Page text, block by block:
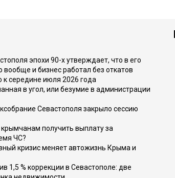
эпохи 90-х утверждает, что в его
и бизнес работал без откатов
середине июля 2026 года
в угол, или безумие в администрации
Севастополя закрыло сессию
получить выплату за
ЧС?
кризис меняет автожизнь Крыма и
1,5 % коррекции в Севастополе: две